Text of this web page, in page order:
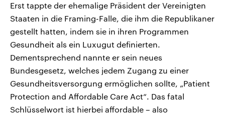
Erst tappte der ehemalige Präsident der Vereinigten
Staaten in die Framing-Falle, die ihm die Republikaner
gestellt hatten, indem sie in ihren Programmen
Gesundheit als ein Luxugut definierten.
Dementsprechend nannte er sein neues
Bundesgesetz, welches jedem Zugang zu einer
Gesundheitsversorgung ermöglichen sollte, „Patient
Protection and Affordable Care Act“. Das fatal
Schlüsselwort ist hierbei affordable – also